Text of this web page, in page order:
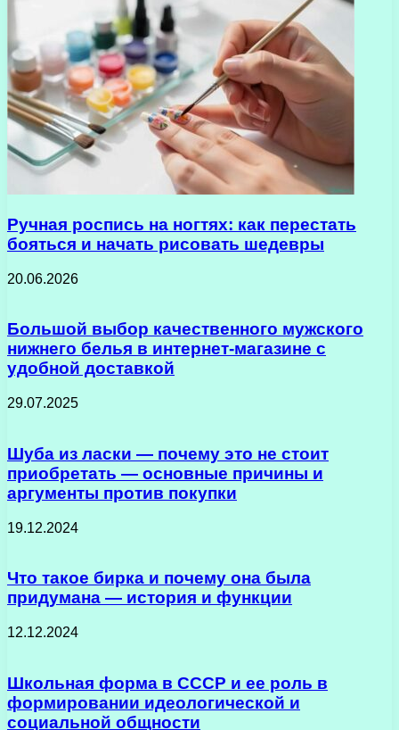
Ручная роспись на ногтях: как перестать
бояться и начать рисовать шедевры
20.06.2026
Большой выбор качественного мужского
нижнего белья в интернет-магазине с
удобной доставкой
29.07.2025
Шуба из ласки — почему это не стоит
приобретать — основные причины и
аргументы против покупки
19.12.2024
Что такое бирка и почему она была
придумана — история и функции
12.12.2024
Школьная форма в СССР и ее роль в
формировании идеологической и
социальной общности